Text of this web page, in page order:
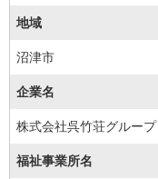
地域
沼津市
企業名
株式会社呉竹荘グルー
福祉事業所名